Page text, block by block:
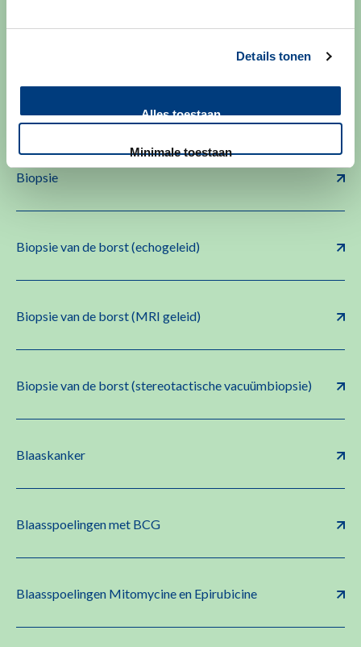
Details tonen
Alles toestaan
Minimale toestaan
Biometrie (lenssterkte meting)
Biopsie
Biopsie van de borst (echogeleid)
Biopsie van de borst (MRI geleid)
Biopsie van de borst (stereotactische vacuümbiopsie)
Blaaskanker
Blaasspoelingen met BCG
Blaasspoelingen Mitomycine en Epirubicine